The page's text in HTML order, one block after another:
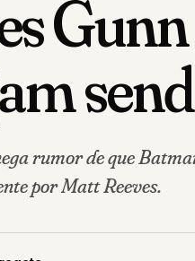
rumor de que
por Matt Reeves.